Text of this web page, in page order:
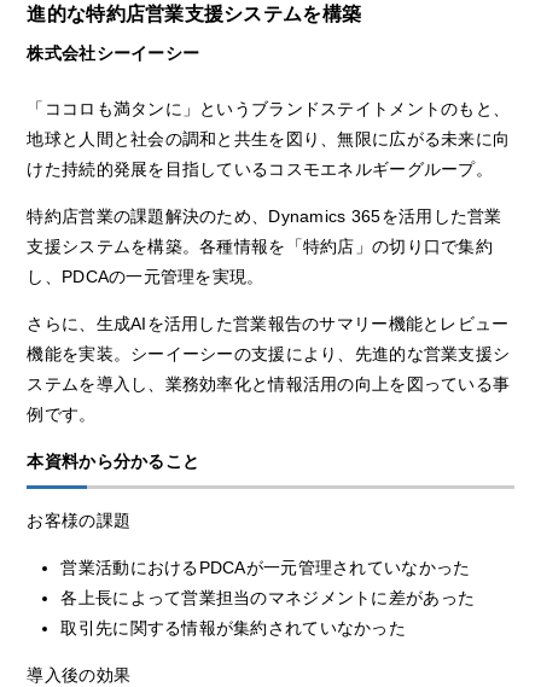
進的な特約店営業支援システムを構築
株式会社シーイーシー
「ココロも満タンに」というブランドステイトメントのもと、
地球と人間と社会の調和と共生を図り、無限に広がる未来に向
けた持続的発展を目指しているコスモエネルギーグループ。
特約店営業の課題解決のため、Dynamics 365を活用した営業
支援システムを構築。各種情報を「特約店」の切り口で集約
し、PDCAの一元管理を実現。
さらに、生成AIを活用した営業報告のサマリー機能とレビュー
機能を実装。シーイーシーの支援により、先進的な営業支援シ
ステムを導入し、業務効率化と情報活用の向上を図っている事
例です。
本資料から分かること
お客様の課題
営業活動におけるPDCAが一元管理されていなかった
各上長によって営業担当のマネジメントに差があった
取引先に関する情報が集約されていなかった
導入後の効果